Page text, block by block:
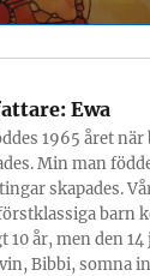
Ewa
1965 året
Min man
skapades.
barn
10 år, men den
Bibbi, somna